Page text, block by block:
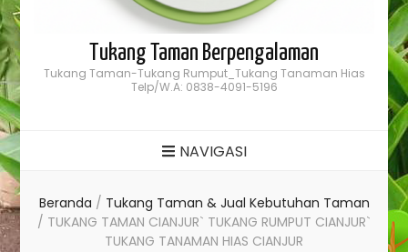
Tukang Taman Berpengalaman
Tukang Taman-Tukang Rumput_Tukang Tanaman Hias
Telp/W.A: 0838-4091-5196
NAVIGASI
Beranda / Tukang Taman & Jual Kebutuhan Taman
/ TUKANG TAMAN CIANJUR` TUKANG RUMPUT CIANJUR`
TUKANG TANAMAN HIAS CIANJUR